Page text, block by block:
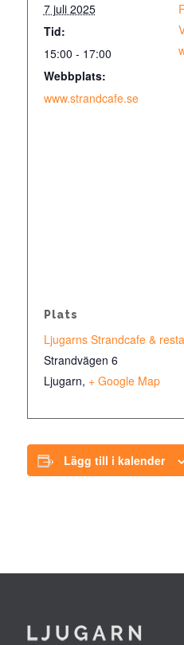
7 juli 2025
Tid:
15:00 - 17:00
Webbplats:
www.strandcafe.se
Plats
Ljugarns Strandcafe &
Strandvägen 6
Ljugarn, + Google Map
Lägg till i kalender